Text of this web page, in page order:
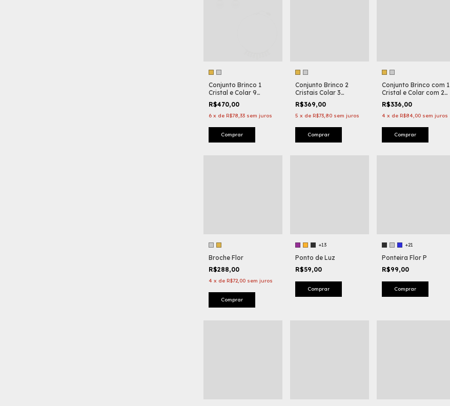
Conjunto Brinco 1
Cristal e Colar 9
Pérolas e Detalhes em
Cristais
R$470,00
6 x de R$78,33 sem juros
Comprar
Conjunto Brinco 2
Cristais Colar 3
Cristais e Pérolas
R$369,00
5 x de R$73,80 sem juros
Comprar
Conjunto Brinco com 1
Cristal e Colar com 2
Cristais e Pérola
R$336,00
4 x de R$84,00 sem juros
Comprar
Broche Flor
R$288,00
4 x de R$72,00 sem juros
Comprar
+13
Ponto de Luz
R$59,00
Comprar
+21
Ponteira Flor P
R$99,00
Comprar